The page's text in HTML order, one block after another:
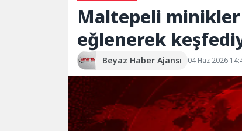
Maltepeli minikler
eğlenerek
Beyaz Haber Ajansı 04 Haz 2026